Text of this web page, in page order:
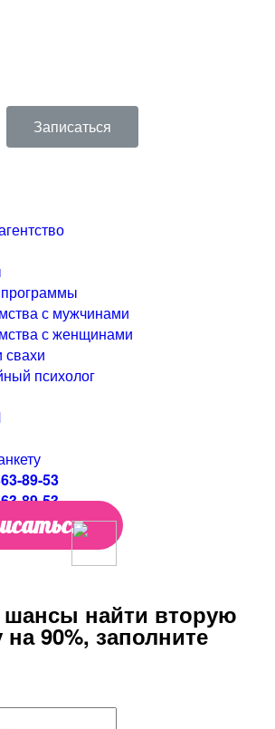
Записаться
с мужчинами
с женщинами
свахи
психолог
89-53
89-53
шансы найти вторую
90%, заполните